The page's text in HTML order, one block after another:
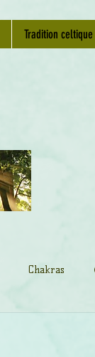
Tradition celtique
Chakras